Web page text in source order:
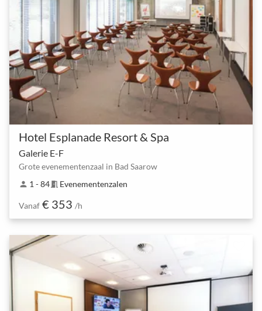
Hotel Esplanade Resort & Spa
Galerie E-F
Grote evenementenzaal in Bad Saarow
person 1 - 84meeting_room Evenementenzalen
Vanaf € 353 /h